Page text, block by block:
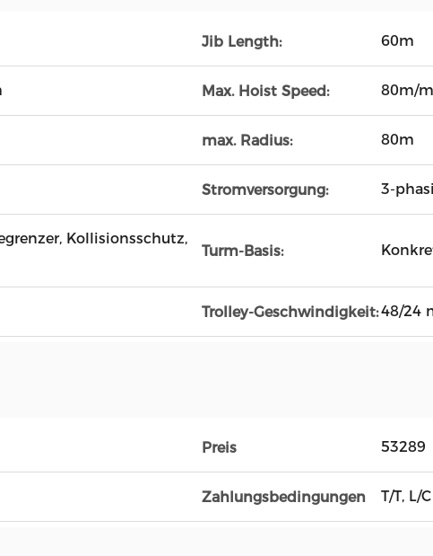
Jib Length: 60m
Max. Hoist Speed: 80m/
max. Radius: 80m
Stromversorgung: 3-
Kollisionsschutz,
Turm-Basis:
Trolley-Geschwindigkeit:48/24
Preis 53289
Zahlungsbedingungen T/T, L/C